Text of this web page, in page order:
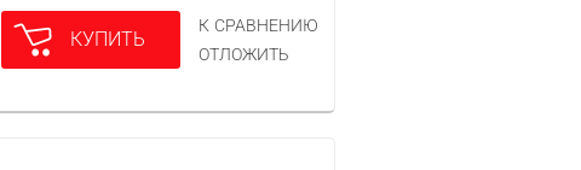
КУПИТЬ
К СРАВНЕНИЮ
ОТЛОЖИТЬ